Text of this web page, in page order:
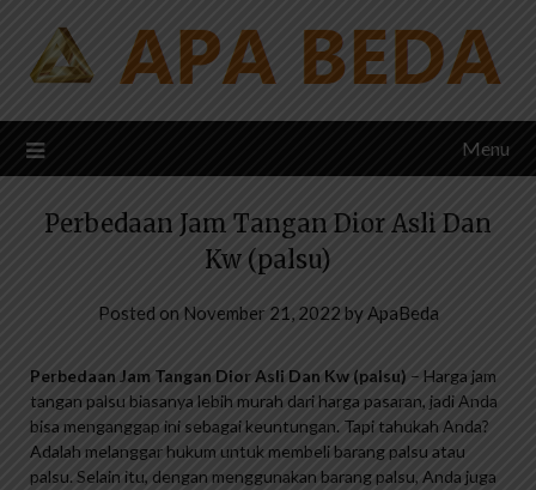
content
Menu
Perbedaan Jam Tangan Dior Asli Dan
Kw (palsu)
Posted on November 21, 2022 byApaBeda
Perbedaan Jam Tangan Dior Asli Dan Kw (palsu) – Harga jam
tangan palsu biasanya lebih murah dari harga pasaran, jadi Anda
bisa menganggap ini sebagai keuntungan. Tapi tahukah Anda?
Adalah melanggar hukum untuk membeli barang palsu atau
palsu. Selain itu, dengan menggunakan barang palsu, Anda juga